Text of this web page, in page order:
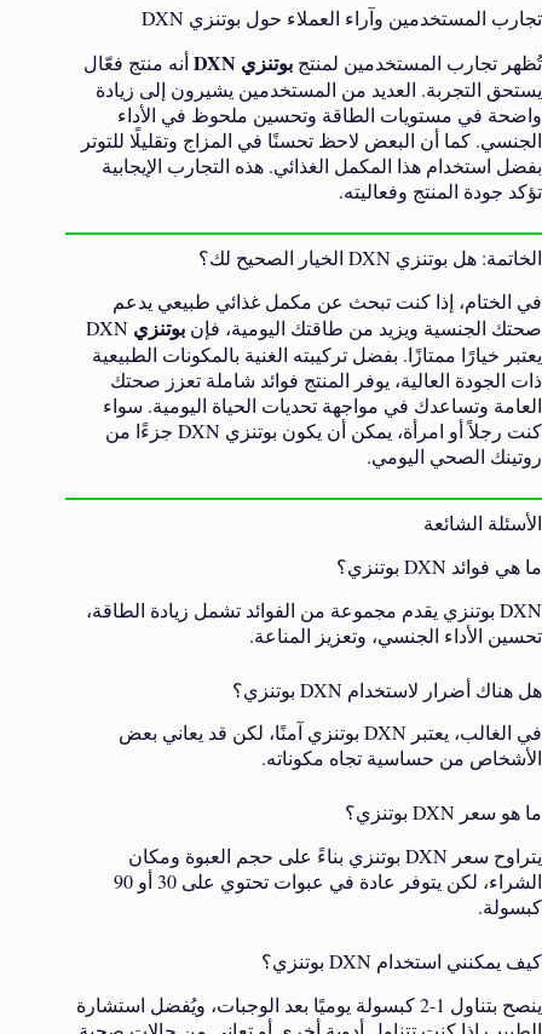
تجارب المستخدمين وآراء العملاء حول بوتنزي DXN
تُظهر تجارب المستخدمين لمنتج بوتنزي DXNأنه منتج فعّال
يستحق التجربة. العديد من المستخدمين يشيرون إلى زيادة
واضحة في مستويات الطاقة وتحسين ملحوظ في الأداء
الجنسي. كما أن البعض لاحظ تحسنًا في المزاج وتقليلًا للتوتر
بفضل استخدام هذا المكمل الغذائي. هذه التجارب الإيجابية
تؤكد جودة المنتج وفعاليته.
الخاتمة: هل بوتنزي DXN الخيار الصحيح لك؟
في الختام، إذا كنت تبحث عن مكمل غذائي طبيعي يدعم
صحتك الجنسية ويزيد من طاقتك اليومية، فإن بوتنزي DXN
يعتبر خيارًا ممتازًا. بفضل تركيبته الغنية بالمكونات الطبيعية
ذات الجودة العالية، يوفر المنتج فوائد شاملة تعزز صحتك
العامة وتساعدك في مواجهة تحديات الحياة اليومية. سواء
كنت رجلاً أو امرأة، يمكن أن يكون بوتنزي DXN جزءًا من
روتينك الصحي اليومي.
الأسئلة الشائعة
ما هي فوائد DXN بوتنزي؟
DXN بوتنزي يقدم مجموعة من الفوائد تشمل زيادة الطاقة،
تحسين الأداء الجنسي، وتعزيز المناعة.
هل هناك أضرار لاستخدام DXN بوتنزي؟
في الغالب، يعتبر DXN بوتنزي آمنًا، لكن قد يعاني بعض
الأشخاص من حساسية تجاه مكوناته.
ما هو سعر DXN بوتنزي؟
يتراوح سعر DXN بوتنزي بناءً على حجم العبوة ومكان
الشراء، لكن يتوفر عادة في عبوات تحتوي على 30 أو 90
كبسولة.
كيف يمكنني استخدام DXN بوتنزي؟
ينصح بتناول 1-2 كبسولة يوميًا بعد الوجبات، ويُفضل استشارة